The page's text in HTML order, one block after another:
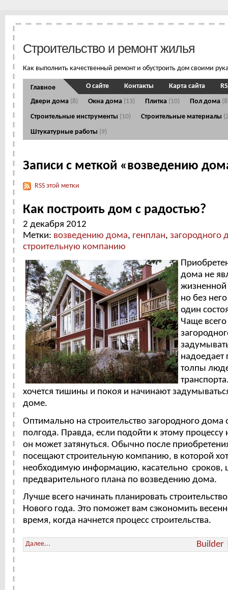
Строительство и ремонт жилья
Как выполнить качественный ремонт и обустроить дом своими
Главное
Двери дома (8) Окна дома (13) Плитка (10) Пол дома
Строительные инструменты (10) Строительные материалы
Штукатурные работы (9)
О сайте Контакты Карта сайта
Записи с меткой «возведению
RSS этой метки
Как построить дом с радостью?
2 декабря 2012
Метки: возведению дома, генплан, загородного
строительную компанию
дома не
но без
один
Чаще всего
надоедает
толпы
хочется тишины и покоя и начинают
доме.
Оптимально на строительство загородного дома
полгода. Правда, если подойти к этому процессу
он может затянуться. Обычно после
посещают строительную компанию, в которой
необходимую информацию, касательно сроков,
предварительного плана по возведению дома.
Лучше всего начинать планировать
Нового года. Это поможет вам сэкономить
время, когда начнется процесс строительства.
Далее... Builder